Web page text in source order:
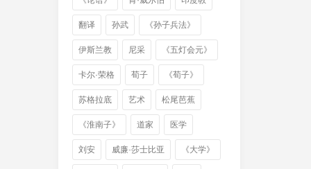
翻译 孙武 《孙子兵法》
伊斯兰教 尼采 《五灯会元》
卡尔·荣格 荀子 《荀子》
苏格拉底 艺术 松尾芭蕉
《淮南子》 道家 医学
刘安 威廉·莎士比亚 《大学》